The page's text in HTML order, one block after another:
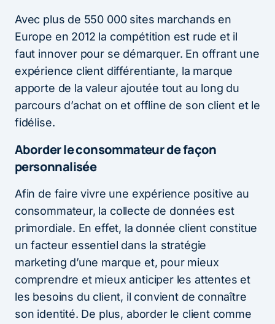
Avec plus de 550 000 sites marchands en
Europe en 2012 la compétition est rude et il
faut innover pour se démarquer. En offrant une
expérience client différentiante, la marque
apporte de la valeur ajoutée tout au long du
parcours d’achat on et offline de son client et le
fidélise.
Aborder le consommateur de façon
personnalisée
Afin de faire vivre une expérience positive au
consommateur, la collecte de données est
primordiale. En effet, la donnée client constitue
un facteur essentiel dans la stratégie
marketing d’une marque et, pour mieux
comprendre et mieux anticiper les attentes et
les besoins du client, il convient de connaître
son identité. De plus, aborder le client comme